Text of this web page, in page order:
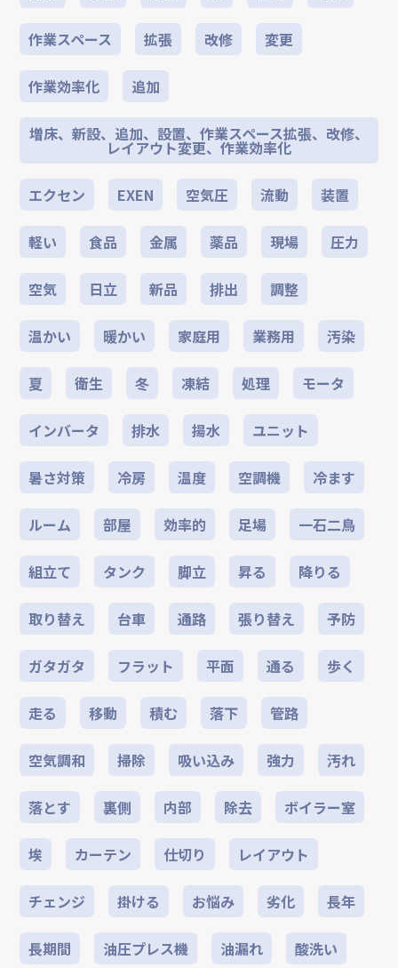
作業スペース 拡張 改修 変更
作業効率化 追加
増床、新設、追加、設置、作業スペース拡張、改修、
レイアウト変更、作業効率化
エクセン EXEN 空気圧 流動 装置
軽い 食品 金属 薬品 現場 圧力
空気 日立 新品 排出 調整
温かい 暖かい 家庭用 業務用 汚染
夏 衛生 冬 凍結 処理 モータ
インバータ 排水 揚水 ユニット
暑さ対策 冷房 温度 空調機 冷ます
ルーム 部屋 効率的 足場 一石二鳥
組立て タンク 脚立 昇る 降りる
取り替え 台車 通路 張り替え 予防
ガタガタ フラット 平面 通る 歩く
走る 移動 積む 落下 管路
空気調和 掃除 吸い込み 強力 汚れ
落とす 裏側 内部 除去 ボイラー室
埃 カーテン 仕切り レイアウト
チェンジ 掛ける お悩み 劣化 長年
長期間 油圧プレス機 油漏れ 酸洗い